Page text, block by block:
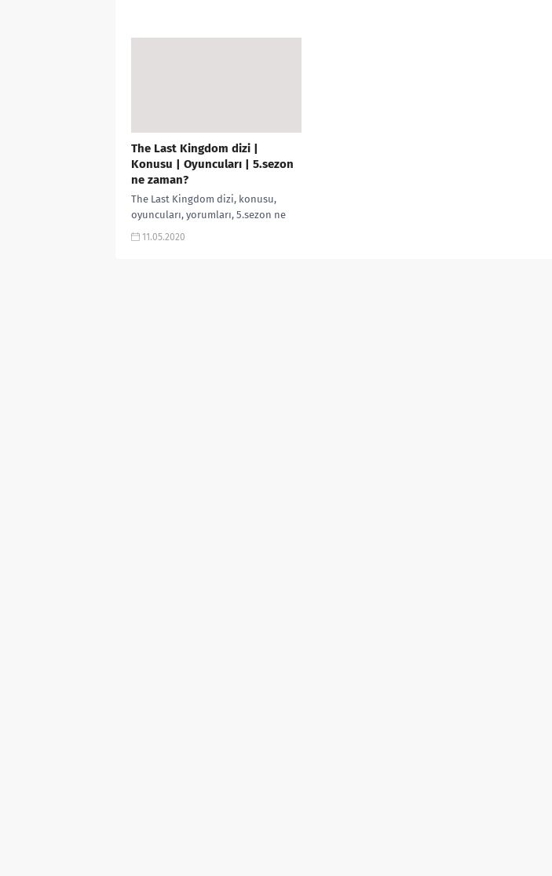
The Last Kingdom dizi |
Konusu | Oyuncuları | 5.sezon
ne zaman?
The Last Kingdom dizi, konusu,
oyuncuları, yorumları, 5.sezon ne
zaman, Fragmanı, Ragnar kim,
11.05.2020